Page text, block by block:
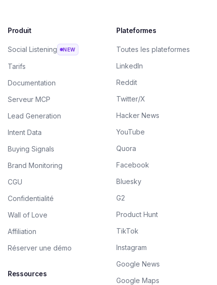
Produit
Social Listening NEW
Tarifs
Documentation
Serveur MCP
Lead Generation
Intent Data
Buying Signals
Brand Monitoring
CGU
Confidentialité
Wall of Love
Affiliation
Réserver une démo
Ressources
Plateformes
Toutes les plateformes
LinkedIn
Reddit
Twitter/X
Hacker News
YouTube
Quora
Facebook
Bluesky
G2
Product Hunt
TikTok
Instagram
Google News
Google Maps